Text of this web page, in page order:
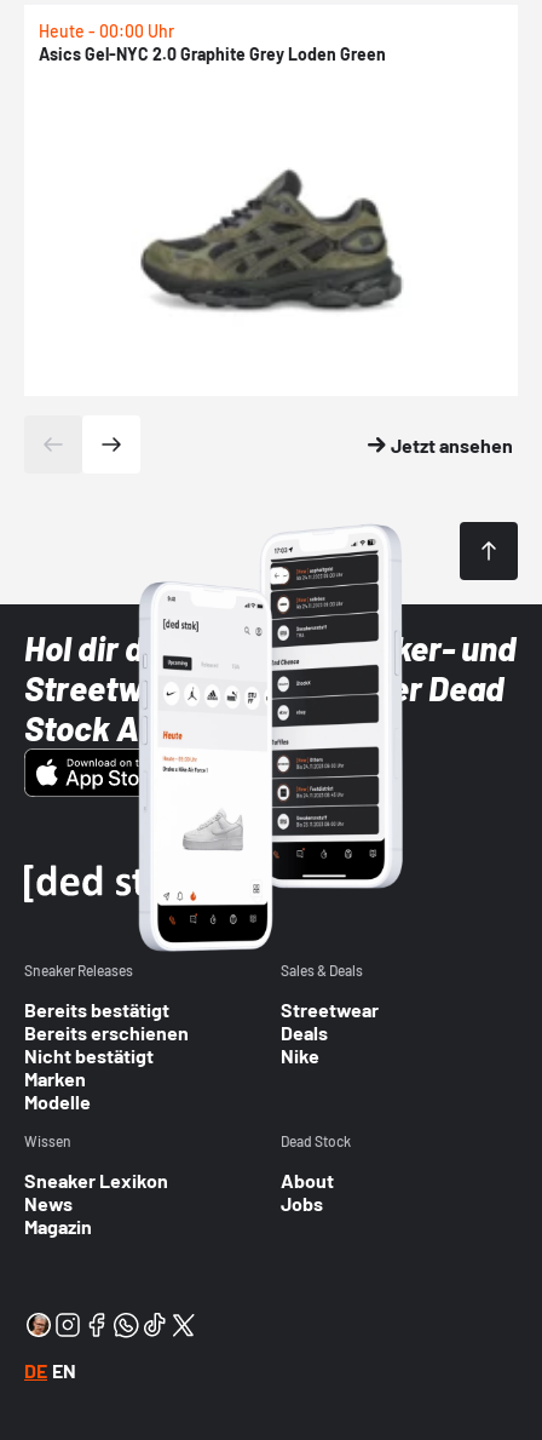
Heute - 00:00 Uhr
Asics Gel-NYC 2.0 Graphite Grey Loden Green
Jetzt ansehen
Hol dir die neuesten Sneaker- und
Streetwear-Brands mit der Dead
Stock App
Sneaker Releases
Bereits bestätigt
Bereits erschienen
Nicht bestätigt
Marken
Modelle
Sales & Deals
Streetwear
Deals
Nike
Wissen
Sneaker Lexikon
News
Magazin
Dead Stock
About
Jobs
DE EN